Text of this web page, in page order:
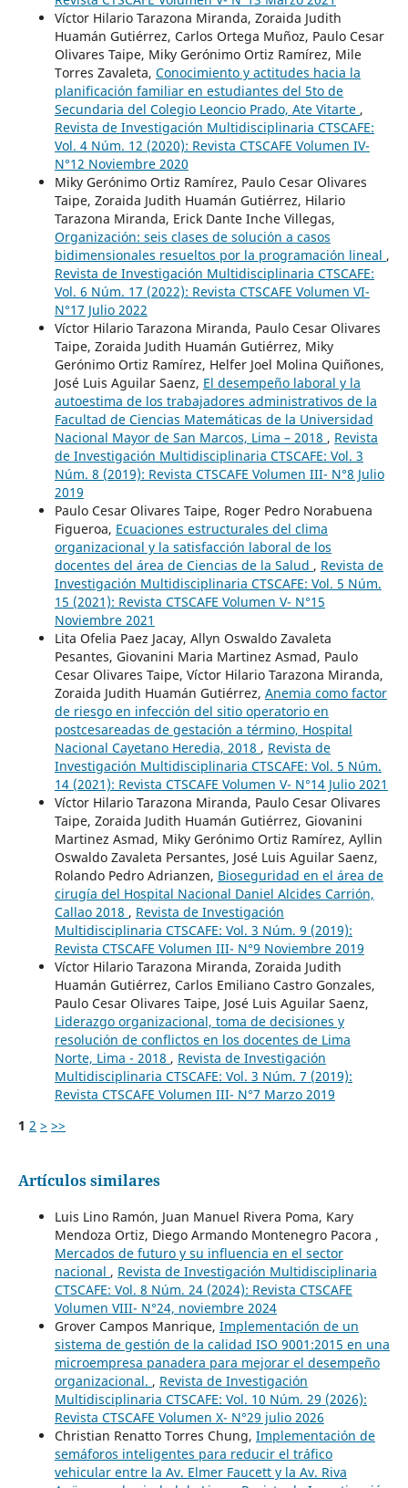
Víctor Hilario Tarazona Miranda, Zoraida Judith
Huamán Gutiérrez, Carlos Ortega Muñoz, Paulo Cesar
Olivares Taipe, Miky Gerónimo Ortiz Ramírez, Mile
Torres Zavaleta, Conocimiento y actitudes hacia la
planificación familiar en estudiantes del 5to de
Secundaria del Colegio Leoncio Prado, Ate Vitarte ,
Revista de Investigación Multidisciplinaria CTSCAFE:
Vol. 4 Núm. 12 (2020): Revista CTSCAFE Volumen IV-
N°12 Noviembre 2020
Miky Gerónimo Ortiz Ramírez, Paulo Cesar Olivares
Taipe, Zoraida Judith Huamán Gutiérrez, Hilario
Tarazona Miranda, Erick Dante Inche Villegas,
Organización: seis clases de solución a casos
bidimensionales resueltos por la programación lineal ,
Revista de Investigación Multidisciplinaria CTSCAFE:
Vol. 6 Núm. 17 (2022): Revista CTSCAFE Volumen VI-
N°17 Julio 2022
Víctor Hilario Tarazona Miranda, Paulo Cesar Olivares
Taipe, Zoraida Judith Huamán Gutiérrez, Miky
Gerónimo Ortiz Ramírez, Helfer Joel Molina Quiñones,
José Luis Aguilar Saenz, El desempeño laboral y la
autoestima de los trabajadores administrativos de la
Facultad de Ciencias Matemáticas de la Universidad
Nacional Mayor de San Marcos, Lima – 2018 , Revista
de Investigación Multidisciplinaria CTSCAFE: Vol. 3
Núm. 8 (2019): Revista CTSCAFE Volumen III- N°8 Julio
2019
Paulo Cesar Olivares Taipe, Roger Pedro Norabuena
Figueroa, Ecuaciones estructurales del clima
organizacional y la satisfacción laboral de los
docentes del área de Ciencias de la Salud , Revista de
Investigación Multidisciplinaria CTSCAFE: Vol. 5 Núm.
15 (2021): Revista CTSCAFE Volumen V- N°15
Noviembre 2021
Lita Ofelia Paez Jacay, Allyn Oswaldo Zavaleta
Pesantes, Giovanini Maria Martinez Asmad, Paulo
Cesar Olivares Taipe, Víctor Hilario Tarazona Miranda,
Zoraida Judith Huamán Gutiérrez, Anemia como factor
de riesgo en infección del sitio operatorio en
postcesareadas de gestación a término, Hospital
Nacional Cayetano Heredia, 2018 , Revista de
Investigación Multidisciplinaria CTSCAFE: Vol. 5 Núm.
14 (2021): Revista CTSCAFE Volumen V- N°14 Julio 2021
Víctor Hilario Tarazona Miranda, Paulo Cesar Olivares
Taipe, Zoraida Judith Huamán Gutiérrez, Giovanini
Martinez Asmad, Miky Gerónimo Ortiz Ramírez, Ayllin
Oswaldo Zavaleta Persantes, José Luis Aguilar Saenz,
Rolando Pedro Adrianzen, Bioseguridad en el área de
cirugía del Hospital Nacional Daniel Alcides Carrión,
Callao 2018 , Revista de Investigación
Multidisciplinaria CTSCAFE: Vol. 3 Núm. 9 (2019):
Revista CTSCAFE Volumen III- N°9 Noviembre 2019
Víctor Hilario Tarazona Miranda, Zoraida Judith
Huamán Gutiérrez, Carlos Emiliano Castro Gonzales,
Paulo Cesar Olivares Taipe, José Luis Aguilar Saenz,
Liderazgo organizacional, toma de decisiones y
resolución de conflictos en los docentes de Lima
Norte, Lima - 2018 , Revista de Investigación
Multidisciplinaria CTSCAFE: Vol. 3 Núm. 7 (2019):
Revista CTSCAFE Volumen III- N°7 Marzo 2019
1 2 > >>
Artículos similares
Luis Lino Ramón, Juan Manuel Rivera Poma, Kary
Mendoza Ortiz, Diego Armando Montenegro Pacora ,
Mercados de futuro y su influencia en el sector
nacional , Revista de Investigación Multidisciplinaria
CTSCAFE: Vol. 8 Núm. 24 (2024): Revista CTSCAFE
Volumen VIII- N°24, noviembre 2024
Grover Campos Manrique, Implementación de un
sistema de gestión de la calidad ISO 9001:2015 en una
microempresa panadera para mejorar el desempeño
organizacional. , Revista de Investigación
Multidisciplinaria CTSCAFE: Vol. 10 Núm. 29 (2026):
Revista CTSCAFE Volumen X- N°29 julio 2026
Christian Renatto Torres Chung, Implementación de
semáforos inteligentes para reducir el tráfico
vehicular entre la Av. Elmer Faucett y la Av. Riva